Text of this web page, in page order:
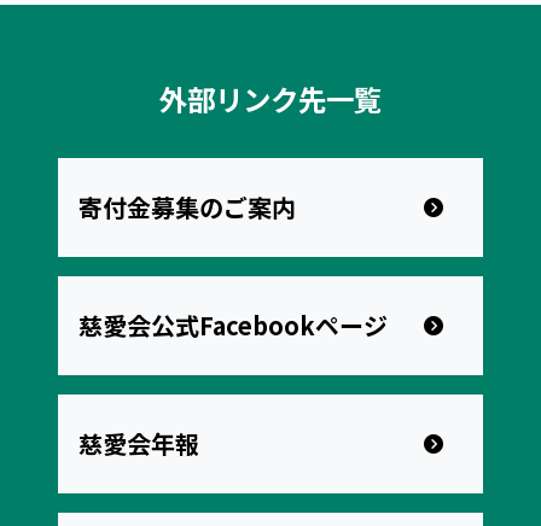
外部リンク先一覧
寄付金募集のご案内
慈愛会公式Facebookページ
慈愛会年報